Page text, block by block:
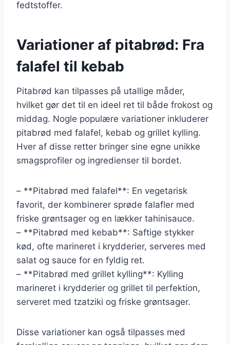
fedtstoffer.
Variationer af pitabrød: Fra
falafel til kebab
Pitabrød kan tilpasses på utallige måder,
hvilket gør det til en ideel ret til både frokost og
middag. Nogle populære variationer inkluderer
pitabrød med falafel, kebab og grillet kylling.
Hver af disse retter bringer sine egne unikke
smagsprofiler og ingredienser til bordet.
– **Pitabrød med falafel**: En vegetarisk
favorit, der kombinerer sprøde falafler med
friske grøntsager og en lækker tahinisauce.
– **Pitabrød med kebab**: Saftige stykker
kød, ofte marineret i krydderier, serveres med
salat og sauce for en fyldig ret.
– **Pitabrød med grillet kylling**: Kylling
marineret i krydderier og grillet til perfektion,
serveret med tzatziki og friske grøntsager.
Disse variationer kan også tilpasses med